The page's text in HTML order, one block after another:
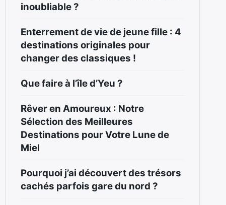
inoubliable ?
Enterrement de vie de jeune fille : 4
destinations originales pour
changer des classiques !
Que faire à l’île d’Yeu ?
Rêver en Amoureux : Notre
Sélection des Meilleures
Destinations pour Votre Lune de
Miel
Pourquoi j’ai découvert des trésors
cachés parfois gare du nord ?